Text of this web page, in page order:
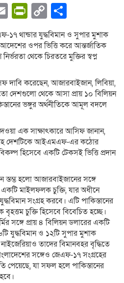
EmailPrintFriendly
Copy
Link
১৭ থান্ডার যুদ্ধবিমান ও সুপার মুশাক
আদেশের ওপর ভিত্তি করে আন্তর্জাতিক
থেকে চিরতরে মুক্তির স্বপ্ন
দাবি করেছেন, আজারবাইজান, লিবিয়া,
দেশগুলো থেকে আসা প্রায় ১০ বিলিয়ন
ভঙ্গুর অর্থনীতিকে আমূল বদলে
এক সাক্ষাৎকারে আসিফ জানান,
দেশটিকে আইএমএফ-এর কঠোর
হিসেবে একটি টেকসই ভিত্তি প্রদান
স্তম্ভ হলো আজারবাইজানের সঙ্গে
মাইলফলক চুক্তি, যার অধীনে
সংগ্রহ করবে। এটি পাকিস্তানের
বৃহত্তম চুক্তি হিসেবে বিবেচিত হচ্ছে।
সঙ্গে প্রায় ৪ বিলিয়ন ডলারের একটি
যুদ্ধবিমান ও ১২টি সুপার মুশাক
নাইজেরিয়াও তাদের বিমানবহর বৃদ্ধিতে
সঙ্গেও জেএফ-১৭ সংগ্রহের
পেয়েছে, যা সফল হলে পাকিস্তানের